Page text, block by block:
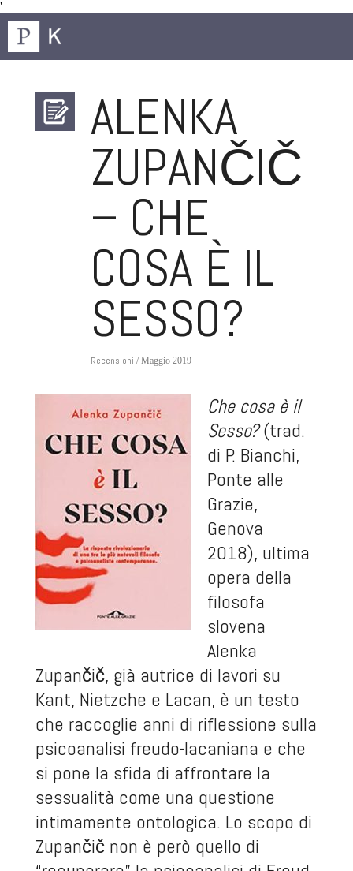
'
ALENKA
ZUPANČIČ
– CHE
COSA È IL
SESSO?
Recensioni / Maggio 2019
Che cosa è il
Sesso?(trad.
di P. Bianchi,
Ponte alle
Grazie,
Genova
2018), ultima
opera della
filosofa
slovena
Alenka
Zupančič, già autrice di lavori su
Kant, Nietzche e Lacan, è un testo
che raccoglie anni di riflessione sulla
psicoanalisi freudo-lacaniana e che
si pone la sfida di affrontare la
sessualità come una questione
intimamente ontologica. Lo scopo di
Zupančič non è però quello di